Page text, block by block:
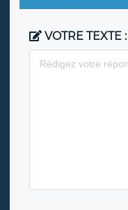
VOTRE TEXTE :